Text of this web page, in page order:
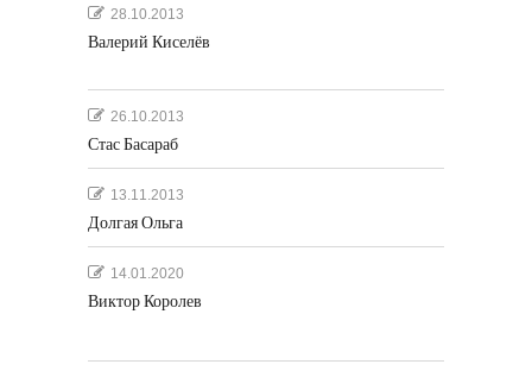
28.10.2013
Валерий Киселёв
26.10.2013
Стас Басараб
13.11.2013
Долгая Ольга
14.01.2020
Виктор Королев